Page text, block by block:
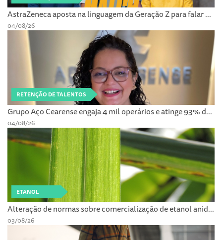
AstraZeneca aposta na linguagem da Geração Z para falar ...
04/08/26
RETENÇÃO DE TALENTOS
Grupo Aço Cearense engaja 4 mil operários e atinge 93% d...
04/08/26
ETANOL
Alteração de normas sobre comercialização de etanol anid...
03/08/26